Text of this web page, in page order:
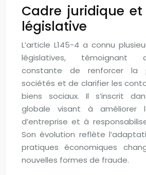
Cadre juridique
législative
L’article L145-4 a connu
législatives, témoignant
constante de renforcer la
sociétés et de clarifier les
biens sociaux. Il s’inscrit
globale visant à améliorer
d’entreprise et à
Son évolution reflète
pratiques économiques
nouvelles formes de fraude.